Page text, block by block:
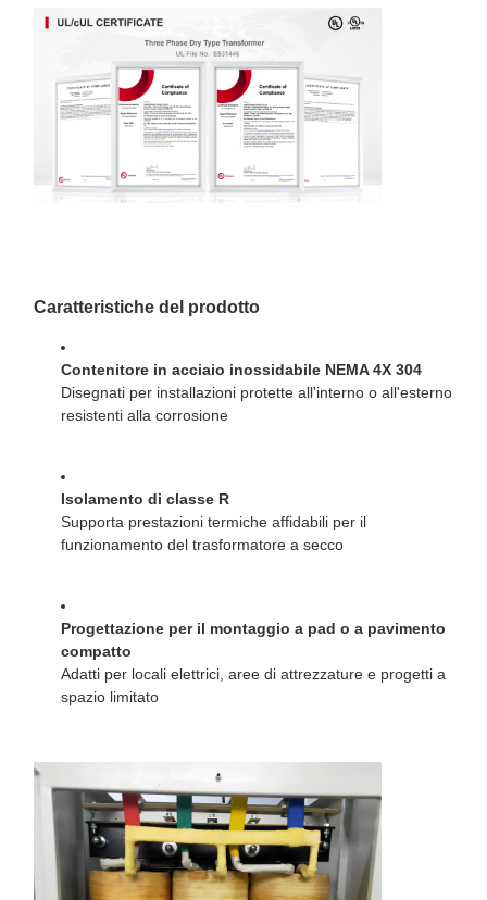
Caratteristiche del prodotto
Contenitore in acciaio inossidabile NEMA 4X 304
Disegnati per installazioni protette all'interno o all'esterno
resistenti alla corrosione
Isolamento di classe R
Supporta prestazioni termiche affidabili per il
funzionamento del trasformatore a secco
Progettazione per il montaggio a pad o a pavimento
compatto
Adatti per locali elettrici, aree di attrezzature e progetti a
spazio limitato